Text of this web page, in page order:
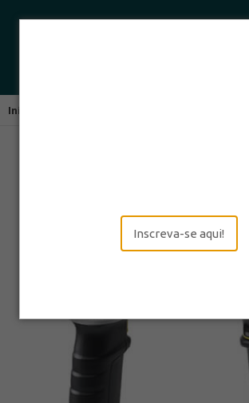
Inscreva-se aqui!
Início